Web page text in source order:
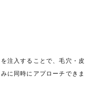
注入することで、毛穴・皮
に同時にアプローチできま